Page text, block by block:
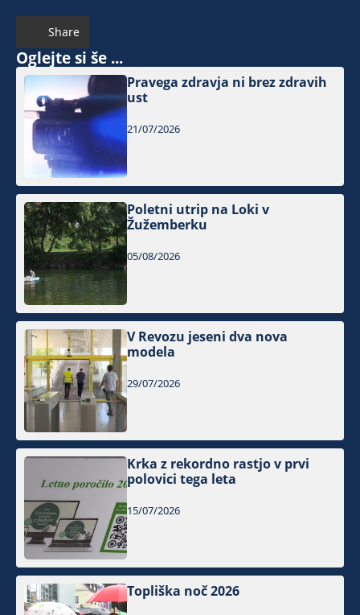
Share
Oglejte si še ...
Pravega zdravja ni brez zdravih
ust
21/07/2026
Poletni utrip na Loki v
Žužemberku
05/08/2026
V Revozu jeseni dva nova
modela
29/07/2026
Krka z rekordno rastjo v prvi
polovici tega leta
15/07/2026
Topliška noč 2026